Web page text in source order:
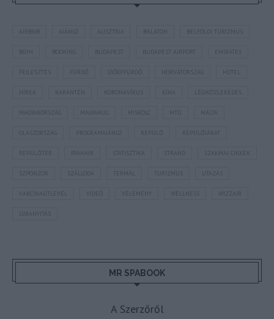
AUSZTRIA BALATON BELFÖLDI TURIZMUS
BUDAPEST BUDAPEST AIRPORT EMIRATES
FEJLESZTÉS HORVÁTORSZÁG HOTEL
KARANTÉN LÉGIKÖZLEKEDÉS
MAGYARORSZÁG MTÜ MÁLTA
OLASZORSZÁG REPÜLŐJÁRAT
REPÜLŐTÉR STATISZTIKA STRAND SZAKMAI CIKKEK
SZPONZOR SZÁLLODA TERMÁL TURIZMUS UTAZÁS
VAKCINAÚTLEVÉL WIZZAIR
ÚJRANYITÁS
MR SPABOOK
A Szerzőről